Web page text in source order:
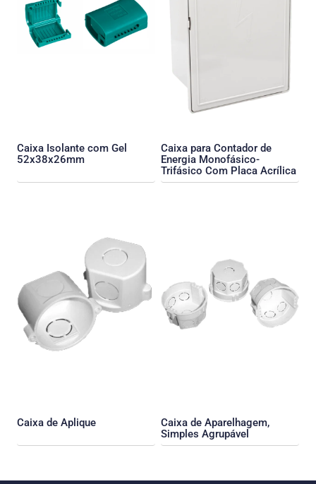
Caixa Isolante com Gel
52x38x26mm
Caixa para Contador de
Energia Monofásico-
Trifásico Com Placa Acrílica
Caixa de Aplique
Caixa de Aparelhagem,
Simples Agrupável